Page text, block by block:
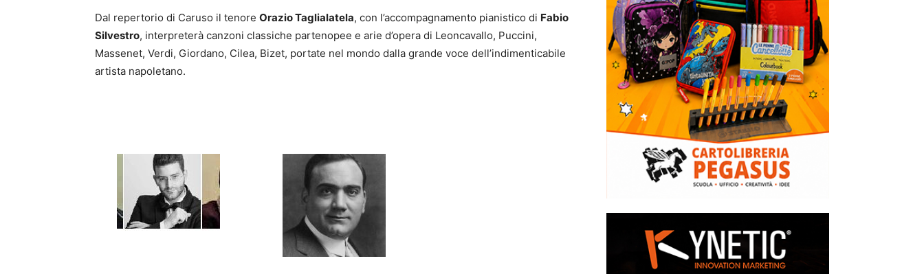
Dal repertorio di Caruso il tenore Orazio Taglialatela, con l’accompagnamento pianistico di Fabio
Silvestro, interpreterà canzoni classiche partenopee e arie d’opera di Leoncavallo, Puccini,
Massenet, Verdi, Giordano, Cilea, Bizet, portate nel mondo dalla grande voce dell’indimenticabile
artista napoletano.